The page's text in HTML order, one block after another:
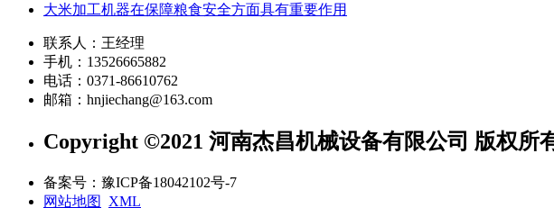
大米加工机器在保障粮食安全方面具有重要作用
联系人：王经理
手机：13526665882
电话：0371-86610762
邮箱：hnjiechang@163.com
Copyright ©2021 河南杰昌机械设备有限公司 版权所
备案号：豫ICP备18042102号-7
网站地图
XML